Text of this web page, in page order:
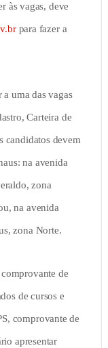
às vagas, deve
para fazer a
a uma das vagas
Carteira de
candidatos devem
na avenida
zona
na avenida
zona Norte.
de
de cursos e
comprovante de
apresentar